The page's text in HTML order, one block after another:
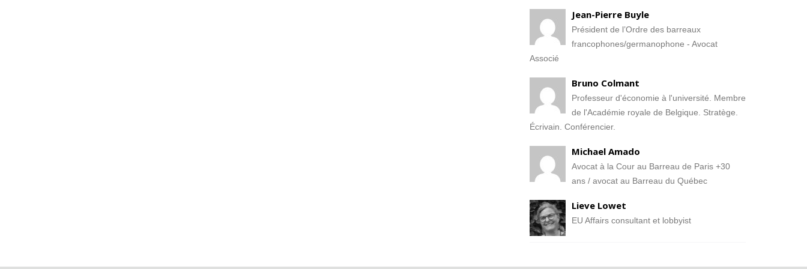
Jean-Pierre Buyle
Président de l’Ordre des barreaux
francophones/germanophone - Avocat
Associé
Bruno Colmant
Professeur d'économie à l'université. Membre
de l'Académie royale de Belgique. Stratège.
Écrivain. Conférencier.
Michael Amado
Avocat à la Cour au Barreau de Paris +30
ans / avocat au Barreau du Québec
Lieve Lowet
EU Affairs consultant et lobbyist